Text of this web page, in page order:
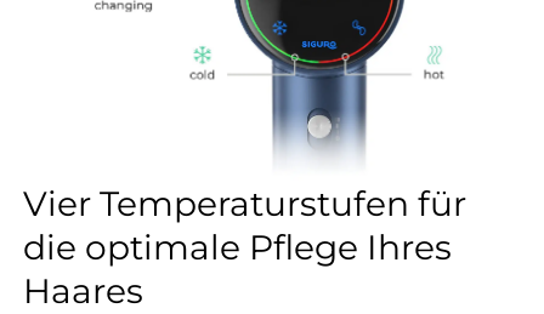
Vier Temperaturstufen für
die optimale Pflege Ihres
Haares